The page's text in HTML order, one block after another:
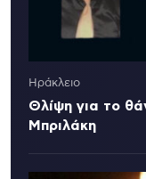
Ηράκλειο
Θλίψη για το
Μπριλάκη